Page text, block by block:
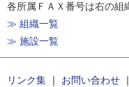
各所属ＦＡＸ番号は右の組
≫ 組織一覧
≫ 施設一覧
リンク集 ｜ お問い合わせ ｜